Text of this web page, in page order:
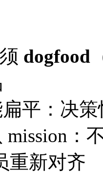
dogfood
平：决
：
重新对齐